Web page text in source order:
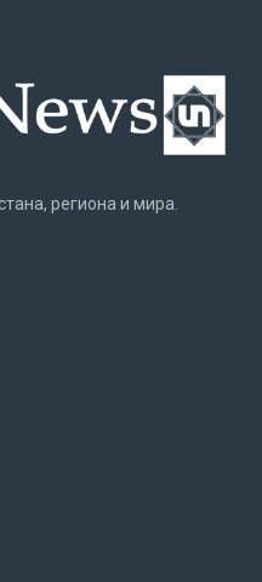
региона и мира.